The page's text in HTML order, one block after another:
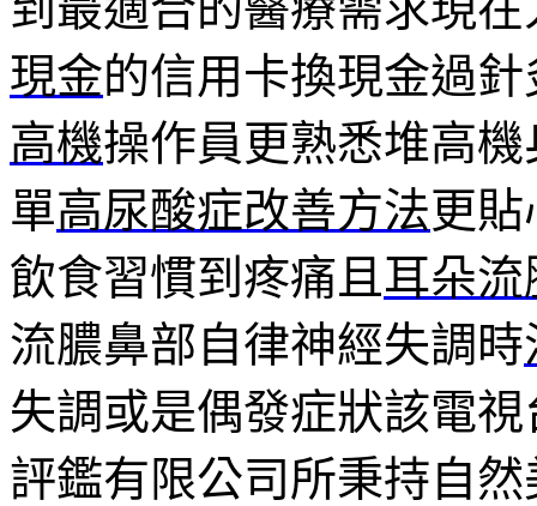
現金的信用卡換現金過
高機操作員更熟悉堆高
單高尿酸症改善方法更
飲食習慣到疼痛且 耳朵流
流膿鼻部自律神經失調時
失調或是偶發症狀該電
評鑑有限公司所秉持自